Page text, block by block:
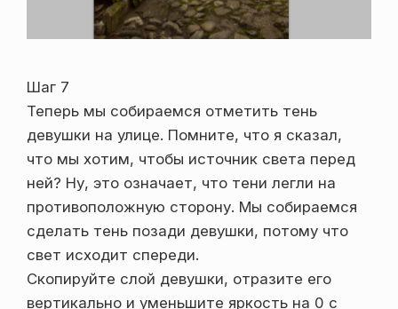
Шаг 7
Теперь мы собираемся отметить тень
девушки на улице. Помните, что я сказал,
что мы хотим, чтобы источник света перед
ней? Ну, это означает, что тени легли на
противоположную сторону. Мы собираемся
сделать тень позади девушки, потому что
свет исходит спереди.
Скопируйте слой девушки, отразите его
вертикально и уменьшите яркость на 0 с